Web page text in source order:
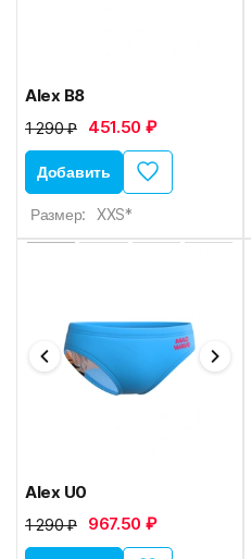
Alex B8
1 290 ₽ 451.50 ₽
Добавить
Размер: XXS*
Alex U0
1 290 ₽ 967.50 ₽